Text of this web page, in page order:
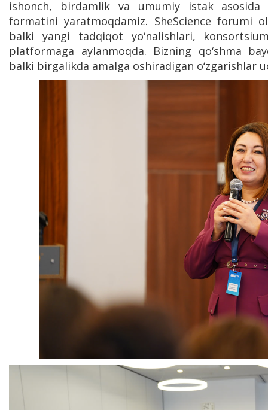
ishonch, birdamlik va umumiy istak
formatini yaratmoqdamiz. SheScience forumi
balki yangi tadqiqot yo‘nalishlari,
platformaga aylanmoqda. Bizning qo‘shma
balki birgalikda amalga oshiradigan o‘zgarishlar